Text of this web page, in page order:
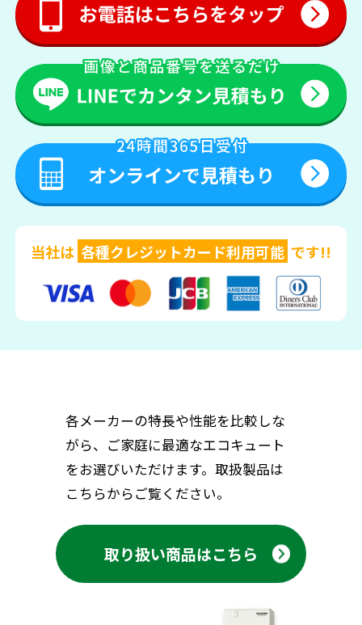
当社は 各種クレジットカード利用可能 です!!
各メーカーの特長や性能を比較しな
がら、ご家庭に最適なエコキュート
をお選びいただけます。取扱製品は
こちらからご覧ください。
取り扱い商品はこちら